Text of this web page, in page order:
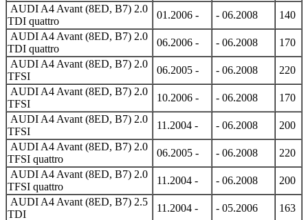
AUDI A4 Avant (8ED, B7) 2.0
TDI quattro
01.2006 - - 06.2008
140
AUDI A4 Avant (8ED, B7) 2.0
TDI quattro
06.2006 - - 06.2008
170
AUDI A4 Avant (8ED, B7) 2.0
TFSI
06.2005 - - 06.2008
220
AUDI A4 Avant (8ED, B7) 2.0
TFSI
10.2006 - - 06.2008
170
AUDI A4 Avant (8ED, B7) 2.0
TFSI
11.2004 - - 06.2008
200
AUDI A4 Avant (8ED, B7) 2.0
TFSI quattro
06.2005 - - 06.2008
220
AUDI A4 Avant (8ED, B7) 2.0
TFSI quattro
11.2004 - - 06.2008
200
AUDI A4 Avant (8ED, B7) 2.5
TDI
11.2004 - - 05.2006
163